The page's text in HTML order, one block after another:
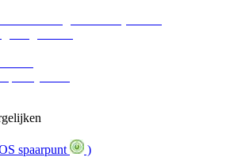
spaarpunt
)